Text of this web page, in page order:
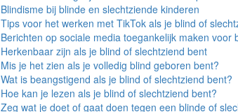
Blindisme bij blinde en slechtziende kinderen
Tips voor het werken met TikTok als je blind of
Berichten op sociale media toegankelijk maken voor
Herkenbaar zijn als je blind of slechtziend bent
Mis je het zien als je volledig blind geboren bent?
Wat is beangstigend als je blind of slechtziend bent?
Hoe kan je lezen als je blind of slechtziend bent?
Zeg wat je doet of gaat doen tegen een blinde of